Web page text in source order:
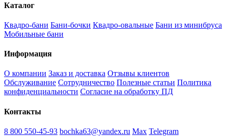
Каталог
Квадро-бани Бани-бочки Квадро-овальные Бани из минибруса
Мобильные бани
Информация
О компании Заказ и доставка Отзывы клиентов
Обслуживание Сотрудничество Полезные статьи Политика
конфиденциальности Согласие на обработку ПД
Контакты
8 800 550-45-93 bochka63@yandex.ru Max Telegram